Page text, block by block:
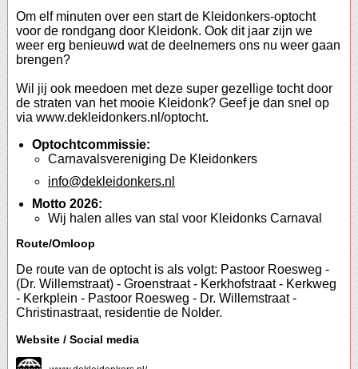
Om elf minuten over een start de Kleidonkers-optocht
voor de rondgang door Kleidonk. Ook dit jaar zijn we
weer erg benieuwd wat de deelnemers ons nu weer gaan
brengen?
Wil jij ook meedoen met deze super gezellige tocht door
de straten van het mooie Kleidonk? Geef je dan snel op
via www.dekleidonkers.nl/optocht.
Optochtcommissie:
Carnavalsvereniging De Kleidonkers
info@dekleidonkers.nl
Motto 2026:
Wij halen alles van stal voor Kleidonks Carnaval
Route/Omloop
De route van de optocht is als volgt: Pastoor Roesweg -
(Dr. Willemstraat) - Groenstraat - Kerkhofstraat - Kerkweg
- Kerkplein - Pastoor Roesweg - Dr. Willemstraat -
Christinastraat, residentie de Nolder.
Website / Social media